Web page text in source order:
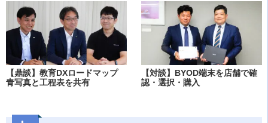
【鼎談】教育DXロードマップ
青写真と工程表を共有
【対談】BYOD端末を店舗で確
認・選択・購入